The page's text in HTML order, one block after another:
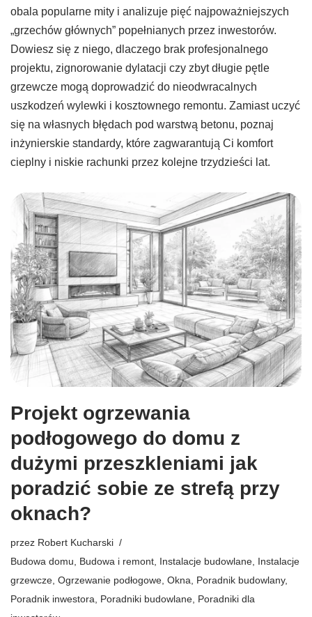
obala popularne mity i analizuje pięć najpoważniejszych
„grzechów głównych” popełnianych przez inwestorów.
Dowiesz się z niego, dlaczego brak profesjonalnego
projektu, zignorowanie dylatacji czy zbyt długie pętle
grzewcze mogą doprowadzić do nieodwracalnych
uszkodzeń wylewki i kosztownego remontu. Zamiast uczyć
się na własnych błędach pod warstwą betonu, poznaj
inżynierskie standardy, które zagwarantują Ci komfort
cieplny i niskie rachunki przez kolejne trzydzieści lat.
Projekt ogrzewania
podłogowego do domu z
dużymi przeszkleniami jak
poradzić sobie ze strefą przy
oknach?
przez Robert Kucharski
Budowa domu
Budowa i remont Instalacje budowlane Instalacje
grzewcze Ogrzewanie podłogowe Okna Poradnik budowlany,
Poradnik inwestora
Poradniki budowlane Poradniki dla